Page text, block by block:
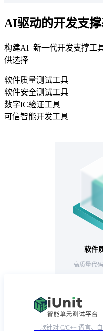
AI驱动的开发支
构建AI+新一代开发支撑工
供选择
软件质量测试工具
软件安全测试工具
数字IC验证工具
可信智能开发工具
软件
高质量代
一款针对 C/C++ 语言、